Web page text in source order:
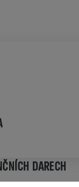
DARECH